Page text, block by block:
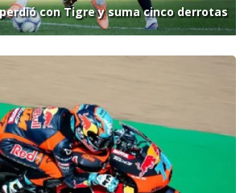
con Tigre y suma cinco derrotas